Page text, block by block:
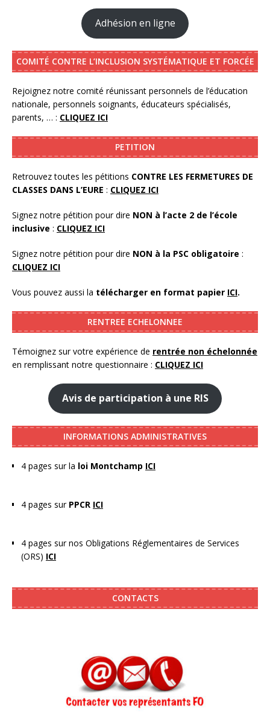
Adhésion en ligne
COMITÉ CONTRE L’INCLUSION SYSTÉMATIQUE ET FORCÉE
Rejoignez notre comité réunissant personnels de l’éducation
nationale, personnels soignants, éducateurs spécialisés,
parents, … : CLIQUEZ ICI
PETITION
Retrouvez toutes les pétitions CONTRE LES FERMETURES DE
CLASSES DANS L’EURE : CLIQUEZ ICI
Signez notre pétition pour dire NON à l’acte 2 de l’école
inclusive : CLIQUEZ ICI
Signez notre pétition pour dire NON à la PSC obligatoire :
CLIQUEZ ICI
Vous pouvez aussi la télécharger en format papier ICI.
RENTREE ECHELONNEE
Témoignez sur votre expérience de rentrée non échelonnée
en remplissant notre questionnaire : CLIQUEZ ICI
Avis de participation à une RIS
INFORMATIONS ADMINISTRATIVES
4 pages sur la loi Montchamp ICI
4 pages sur PPCR ICI
4 pages sur nos Obligations Réglementaires de Services
(ORS) ICI
CONTACTS